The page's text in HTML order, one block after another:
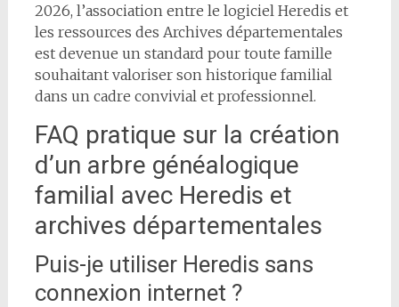
2026, l’association entre le logiciel Heredis et
les ressources des Archives départementales
est devenue un standard pour toute famille
souhaitant valoriser son historique familial
dans un cadre convivial et professionnel.
FAQ pratique sur la création
d’un arbre généalogique
familial avec Heredis et
archives départementales
Puis-je utiliser Heredis sans
connexion internet ?